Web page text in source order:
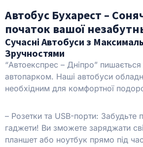
Автобус Бухарест –
початок вашої
Сучасні Автобуси з
Зручностями
“Автоекспрес – Дніпро”
автопарком. Наші автобуси
необхідним для комфортної
– Розетки та USB-порти: Забудьте
гаджети! Ви зможете заряджати
планшет або ноутбук прямо під